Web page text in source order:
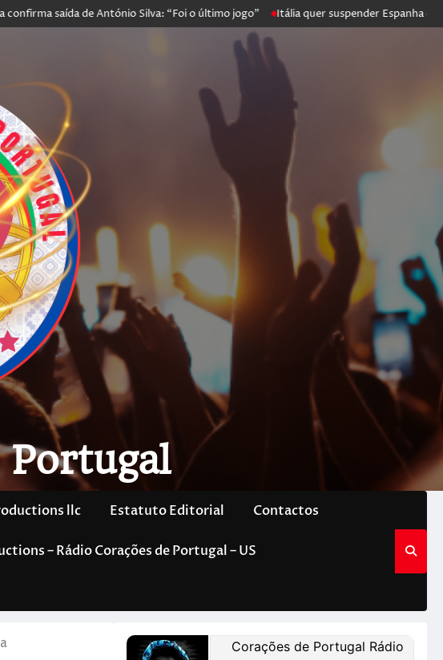
saída de António Silva: “Foi o último jogo” Itália quer suspender Espanha de
Portugal
llc Estatuto Editorial Contactos
– Rádio Corações de Portugal – US